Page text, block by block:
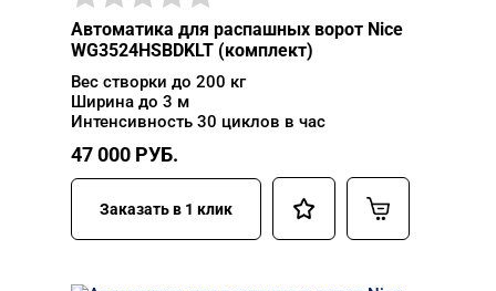
Автоматика для распашных ворот Nice
WG3524HSBDKLT (комплект)
Вес створки до 200 кг
Ширина до 3 м
Интенсивность 30 циклов в час
47 000 РУБ.
Заказать в 1 клик